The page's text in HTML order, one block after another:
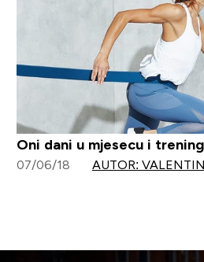
Oni dani u mjesecu i trening
07/06/18 AUTOR: